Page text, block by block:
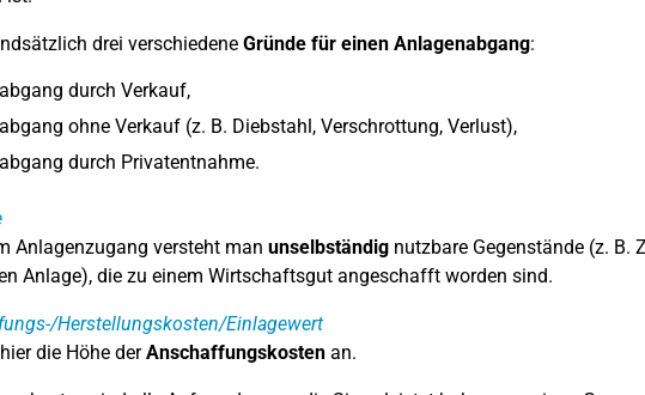
drei verschiedene Gründe für einen Anlagenabgang:
durch Verkauf,
ohne Verkauf (z. B. Diebstahl, Verschrottung, Verlust),
durch Privatentnahme.
Anlagenzugang versteht man unselbständignutzbare Gegenstände (z. B.
Anlage), die zu einem Wirtschaftsgut angeschafft worden sind.
Herstellungskosten/Einlagewert
die Höhe derAnschaffungskostenan.